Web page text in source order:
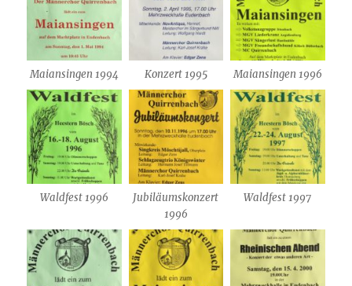
Maiansingen 1994 Konzert 1995 Maiansingen 1996
Waldfest 1996
Jubiläumskonzert
1996
Waldfest 1997